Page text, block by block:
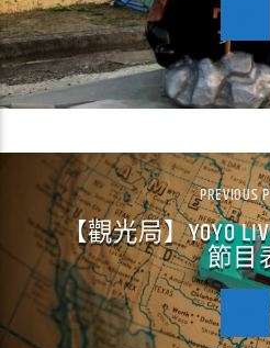
PREVIOUS
【觀光局】YOYO
節目